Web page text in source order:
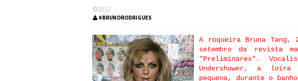
10:13
#BRUNORODRIGUES
A roqueira Bruna Tang,
setembro da revista
"Preliminares".
Undershower, a loira
pequena, durante o